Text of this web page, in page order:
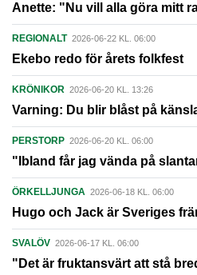
Anette: "Nu vill alla göra mitt
REGIONALT 2026-06-22 KL. 06:00
Ekebo redo för årets folkfest
KRÖNIKOR 2026-06-20 KL. 13:26
Varning: Du blir blåst på
PERSTORP 2026-06-20 KL. 06:00
"Ibland får jag vända på
ÖRKELLJUNGA 2026-06-18 KL. 06:00
Hugo och Jack är Sveriges
SVALÖV 2026-06-17 KL. 06:00
"Det är fruktansvärt att stå